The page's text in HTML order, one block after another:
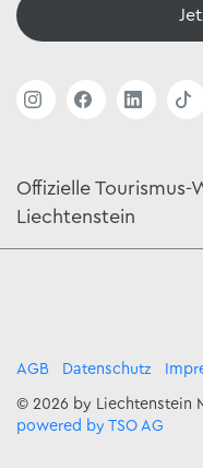
Offizielle
Liechtenstein
AGB Datenschutz
© 2026 by Liechtenstein
powered by TSO AG